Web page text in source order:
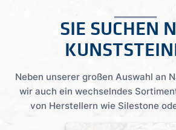
SIE SUCHEN
Neben unserer großen Auswahl an
wir auch ein wechselndes
von Herstellern wie Silestone